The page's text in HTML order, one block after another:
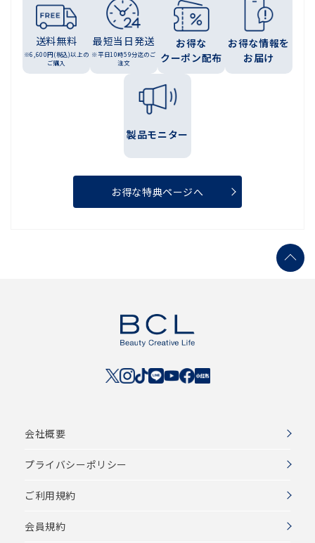
送料無料
※6,600円(税込)以上の
ご購入
最短当日発送
※平日10時59分迄のご
注文
お得な
クーポン配布
お得な情報を
お届け
製品モニター
お得な特典ページへ
会社概要
プライバシーポリシー
ご利用規約
会員規約